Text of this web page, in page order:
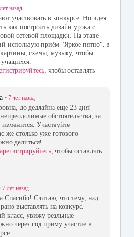
назад
участвовать в конкурсе. Но идея
как построить дизайн урока с
сетевой площадки. На этапе
использую приём "Яркое пятно", в
схемы, музыку, чтобы
, чтобы оставлять
• 7 лет назад
до дедлайна еще 23 дня!
обстоятельства, за
изменится. Участвуйте
же столько уже готового
делиться!
, чтобы оставлять
7 лет назад
Спасибо! Считаю, что тему, над
выставлять на конкурс.
класс, увижу реальные
через год приму участие в